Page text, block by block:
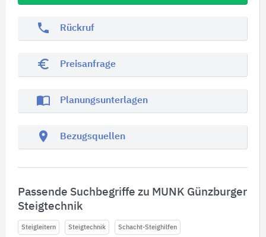
phone Rückruf
euro_symbol Preisanfrage
import_contacts Planungsunterlagen
location_on Bezugsquellen
Passende Suchbegriffe zu MUNK Günzburger
Steigtechnik
Steigleitern Steigtechnik Schacht-Steighilfen